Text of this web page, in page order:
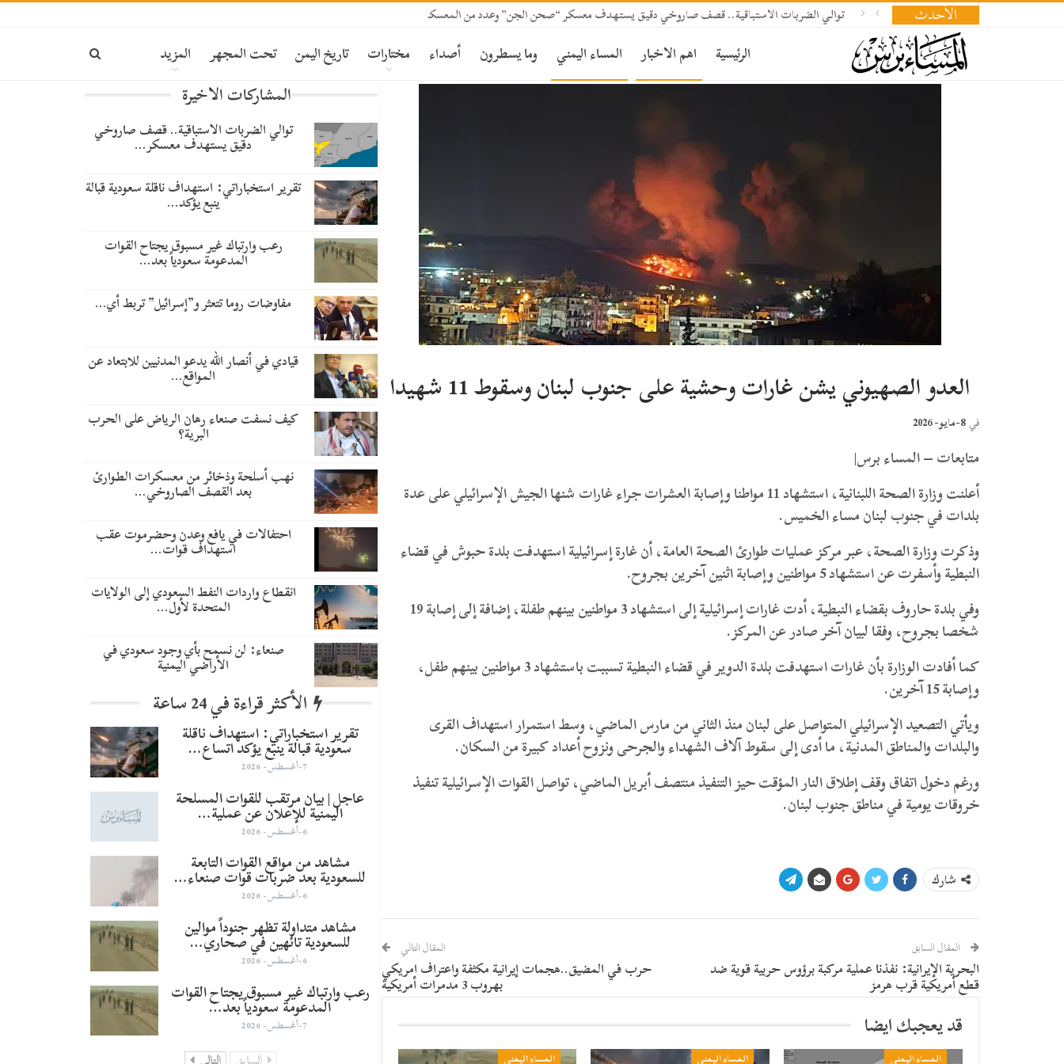
الأحدث توالي الضربات الاستباقية.. قصف صاروخي دقيق يستهدف معسكر “صحن الجن” وعدد من المعسكرات بمأرب
الرئيسية اهم الاخبار المساء اليمني وما يسطرون أصداء مختارات تاريخ اليمن تحت المجهر المزيد
العدو الصهيوني يشن غارات وحشية على جنوب لبنان وسقوط 11 شهيدا
في 8-مايو- 2026
متابعات – المساء برس|
أعلنت وزارة الصحة اللبنانية، استشهاد 11 مواطنا وإصابة العشرات جراء غارات شنها الجيش الإسرائيلي على عدة
بلدات في جنوب لبنان مساء الخميس.
وذكرت وزارة الصحة، عبر مركز عمليات طوارئ الصحة العامة، أن غارة إسرائيلية استهدفت بلدة حبوش في قضاء
النبطية وأسفرت عن استشهاد 5 مواطنين وإصابة اثنين آخرين بجروح.
وفي بلدة حاروف بقضاء النبطية، أدت غارات إسرائيلية إلى استشهاد 3 مواطنين بينهم طفلة، إضافة إلى إصابة 19
شخصا بجروح، وفقا لبيان آخر صادر عن المركز.
كما أفادت الوزارة بأن غارات استهدفت بلدة الدوير في قضاء النبطية تسببت باستشهاد 3 مواطنين بينهم طفل،
وإصابة 15 آخرين.
ويأتي التصعيد الإسرائيلي المتواصل على لبنان منذ الثاني من مارس الماضي، وسط استمرار استهداف القرى
والبلدات والمناطق المدنية، ما أدى إلى سقوط آلاف الشهداء والجرحى ونزوح أعداد كبيرة من السكان.
ورغم دخول اتفاق وقف إطلاق النار المؤقت حيز التنفيذ منتصف أبريل الماضي، تواصل القوات الإسرائيلية تنفيذ
خروقات يومية في مناطق جنوب لبنان.
شارك
المقال السابق
البحرية الإيرانية: نفذنا عملية مركبة برؤوس حربية قوية ضد
قطع أمريكية قرب هرمز
المقال التالي
حرب في المضيق..هجمات إيرانية مكثفة واعتراف امريكي
بهروب 3 مدمرات أمريكية
قد يعجبك ايضا
المساء اليمني المساء اليمني المساء اليمني
المشاركات الاخيرة
توالي الضربات الاستباقية.. قصف صاروخي
دقيق يستهدف معسكر…
تقرير استخباراتي: استهداف ناقلة سعودية قبالة
ينبع يؤكد…
رعب وارتباك غير مسبوق يجتاح القوات
المدعومة سعودياً بعد…
مفاوضات روما تتعثر و”إسرائيل” تربط أي…
قيادي في أنصار الله يدعو المدنيين للابتعاد عن
المواقع…
كيف نسفت صنعاء رهان الرياض على الحرب
البرية؟
نهب أسلحة وذخائر من معسكرات الطوارئ
بعد القصف الصاروخي…
احتفالات في يافع وعدن وحضرموت عقب
استهداف قوات…
انقطاع واردات النفط السعودي إلى الولايات
المتحدة لأول…
صنعاء: لن نسمح بأي وجود سعودي في
الأراضي اليمنية
الأكثر قراءة في 24 ساعة
تقرير استخباراتي: استهداف ناقلة
سعودية قبالة ينبع يؤكد اتساع…
7-أغسطس- 2026
عاجل | بيان مرتقب للقوات المسلحة
اليمنية للإعلان عن عملية…
6-أغسطس- 2026
مشاهد من مواقع القوات التابعة
للسعودية بعد ضربات قوات صنعاء…
6-أغسطس- 2026
مشاهد متداولة تظهر جنوداً موالين
للسعودية تائهين في صحاري…
6-أغسطس- 2026
رعب وارتباك غير مسبوق يجتاح القوات
المدعومة سعودياً بعد…
7-أغسطس- 2026